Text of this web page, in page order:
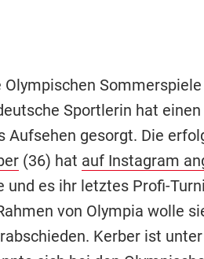
Sportlerin hat einen
Aufsehen gesorgt. Die
(36) hat auf Instagram
und es ihr letztes Profi-
von Olympia wolle
Kerber ist